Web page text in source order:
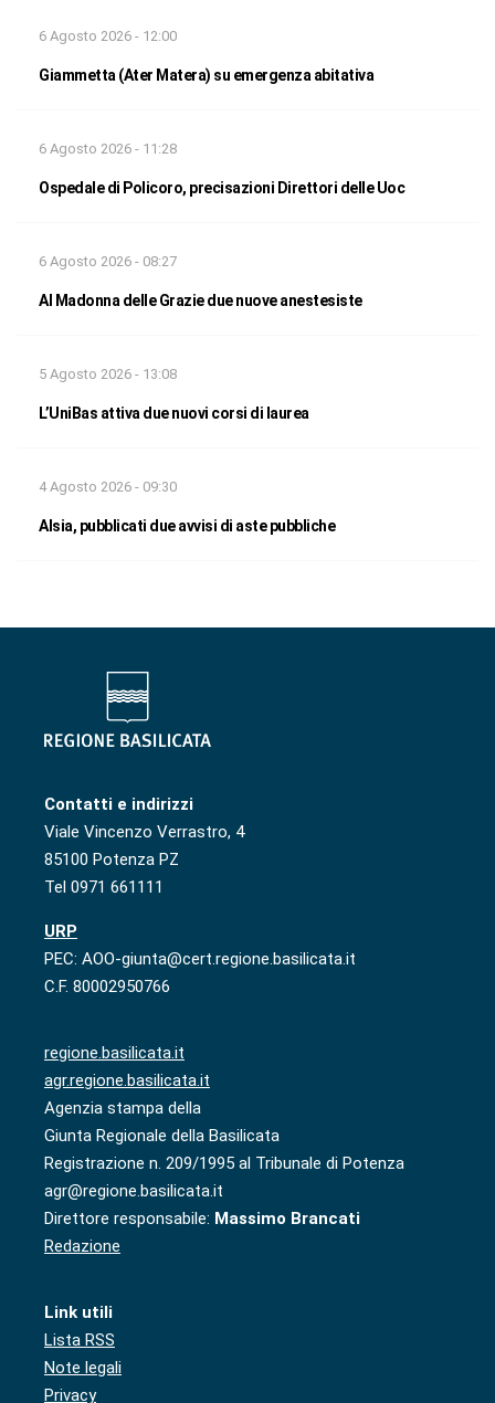
6 Agosto 2026 - 12:00
Giammetta (Ater Matera) su emergenza abitativa
6 Agosto 2026 - 11:28
Ospedale di Policoro, precisazioni Direttori delle Uoc
6 Agosto 2026 - 08:27
Al Madonna delle Grazie due nuove anestesiste
5 Agosto 2026 - 13:08
L’UniBas attiva due nuovi corsi di laurea
4 Agosto 2026 - 09:30
Alsia, pubblicati due avvisi di aste pubbliche
Contatti e indirizzi
Viale Vincenzo Verrastro, 4
85100 Potenza PZ
Tel 0971 661111
URP
PEC: AOO-giunta@cert.regione.basilicata.it
C.F. 80002950766
regione.basilicata.it
agr.regione.basilicata.it
Agenzia stampa della
Giunta Regionale della Basilicata
Registrazione n. 209/1995 al Tribunale di Potenza
agr@regione.basilicata.it
Direttore responsabile: Massimo Brancati
Redazione
Link utili
Lista RSS
Note legali
Privacy